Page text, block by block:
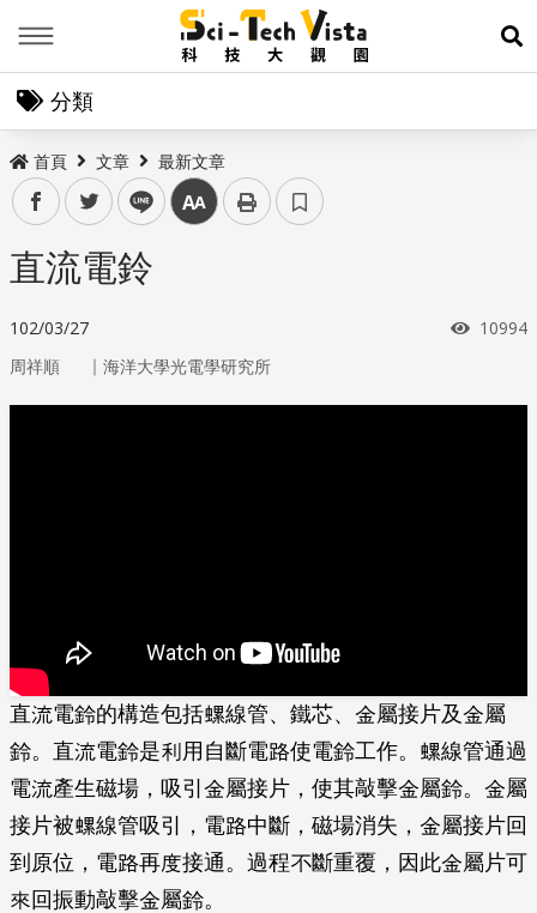
展
分類
首頁 文章 最新文章
facebooktwitter line 中
直流電鈴
102/03/27 瀏覽次
10994
周祥順 ｜ 海洋大學光電學研究所
直流電鈴的構造包括螺線管、鐵芯、金屬接片及金屬
鈴。直流電鈴是利用自斷電路使電鈴工­作。螺線管通過
電流產生磁場，吸引金屬接片，使其敲擊金屬鈴。金屬
接片被螺線管吸引，­電路中斷，磁場消失，金屬接片回
到原位，電路再度接通。過程不斷重覆，因此金屬片可
來­回振動敲擊金屬鈴。